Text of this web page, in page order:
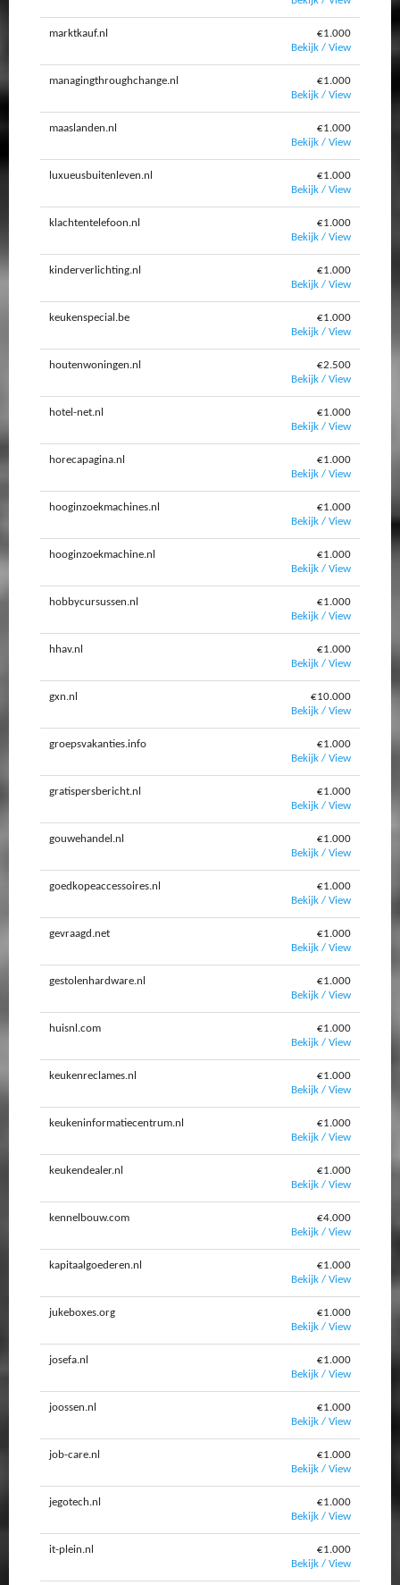
marktkauf.nl
€1.000
Bekijk / View
managingthroughchange.nl
€1.000
Bekijk / View
maaslanden.nl
€1.000
Bekijk / View
luxueusbuitenleven.nl
€1.000
Bekijk / View
klachtentelefoon.nl
€1.000
Bekijk / View
kinderverlichting.nl
€1.000
Bekijk / View
keukenspecial.be
€1.000
Bekijk / View
houtenwoningen.nl
€2.500
Bekijk / View
hotel-net.nl
€1.000
Bekijk / View
horecapagina.nl
€1.000
Bekijk / View
hooginzoekmachines.nl
€1.000
Bekijk / View
hooginzoekmachine.nl
€1.000
Bekijk / View
hobbycursussen.nl
€1.000
Bekijk / View
hhav.nl
€1.000
Bekijk / View
gxn.nl
€10.000
Bekijk / View
groepsvakanties.info
€1.000
Bekijk / View
gratispersbericht.nl
€1.000
Bekijk / View
gouwehandel.nl
€1.000
Bekijk / View
goedkopeaccessoires.nl
€1.000
Bekijk / View
gevraagd.net
€1.000
Bekijk / View
gestolenhardware.nl
€1.000
Bekijk / View
huisnl.com
€1.000
Bekijk / View
keukenreclames.nl
€1.000
Bekijk / View
keukeninformatiecentrum.nl
€1.000
Bekijk / View
keukendealer.nl
€1.000
Bekijk / View
kennelbouw.com
€4.000
Bekijk / View
kapitaalgoederen.nl
€1.000
Bekijk / View
jukeboxes.org
€1.000
Bekijk / View
josefa.nl
€1.000
Bekijk / View
joossen.nl
€1.000
Bekijk / View
job-care.nl
€1.000
Bekijk / View
jegotech.nl
€1.000
Bekijk / View
it-plein.nl
€1.000
Bekijk / View